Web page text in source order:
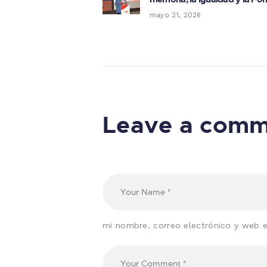
mayo 21, 2026
Leave a
mi nombre, correo electrónico y web